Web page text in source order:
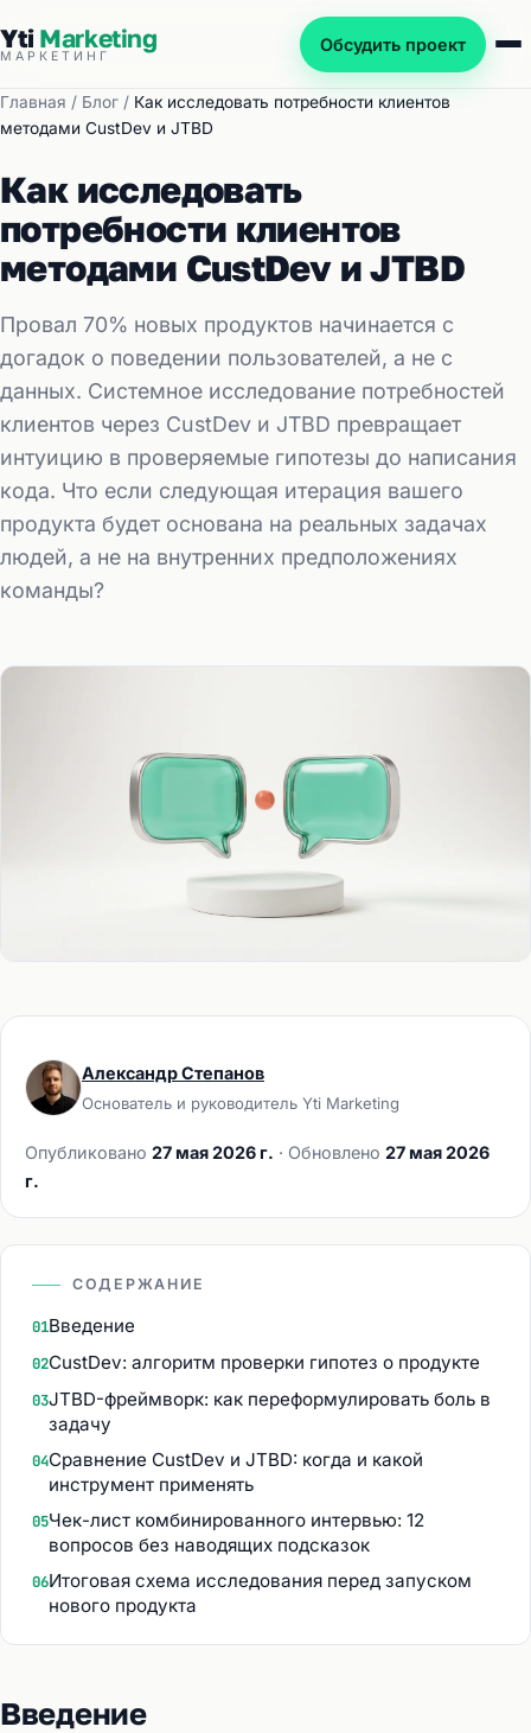
YtiMarketing
МАРКЕТИНГ
Обсудить проект
Главная / Блог / Как исследовать потребности клиентов
методами CustDev и JTBD
Как исследовать
потребности клиентов
методами CustDev и JTBD
Провал 70% новых продуктов начинается с
догадок о поведении пользователей, а не с
данных. Системное исследование потребностей
клиентов через CustDev и JTBD превращает
интуицию в проверяемые гипотезы до написания
кода. Что если следующая итерация вашего
продукта будет основана на реальных задачах
людей, а не на внутренних предположениях
команды?
Александр Степанов
Основатель и руководитель Yti Marketing
Опубликовано 27 мая 2026 г. · Обновлено 27 мая 2026
г.
СОДЕРЖАНИЕ
01Введение
02CustDev: алгоритм проверки гипотез о продукте
03JTBD-фреймворк: как переформулировать боль в
задачу
04Сравнение CustDev и JTBD: когда и какой
инструмент применять
05Чек-лист комбинированного интервью: 12
вопросов без наводящих подсказок
06Итоговая схема исследования перед запуском
нового продукта
Введение